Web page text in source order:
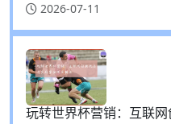
2026-07-11
玩转世界杯营销：互联